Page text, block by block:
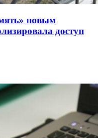
новым
доступ